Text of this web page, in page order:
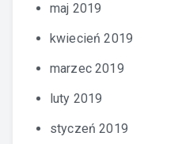
maj 2019
kwiecień 2019
marzec 2019
luty 2019
styczeń 2019